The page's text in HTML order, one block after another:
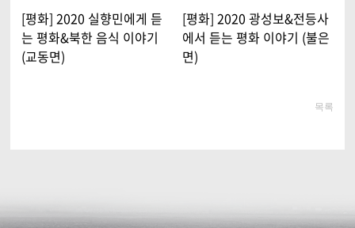
[평화] 2020 실향민에게 듣
는 평화&북한 음식 이야기
(교동면)
[평화] 2020 광성보&전등사
에서 듣는 평화 이야기 (불은
면)
목록